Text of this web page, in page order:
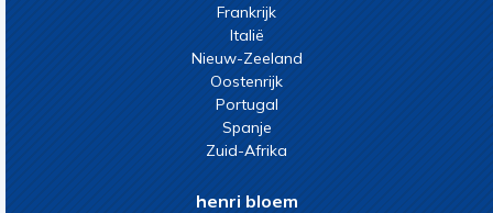
Frankrijk
Italië
Nieuw-Zeeland
Oostenrijk
Portugal
Spanje
Zuid-Afrika
henri bloem